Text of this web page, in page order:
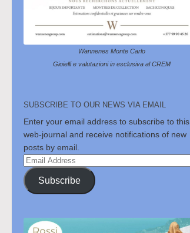
Wannenes Monte Carlo
Gioielli e valutazioni in esclusiva al CREM
SUBSCRIBE TO OUR NEWS VIA EMAIL
Enter your email address to subscribe to this
web-journal and receive notifications of new
posts by email.
Email
Address
Subscribe